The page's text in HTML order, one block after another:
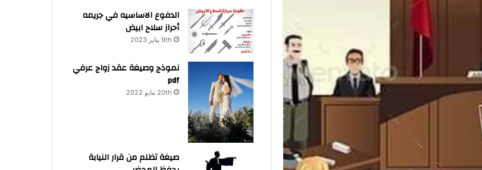
الدفوع الاساسيه في جريمه
أحراز سلاح ابيض
9th يناير 2023
نموذج وصيغة عقد زواج عرفي
pdf
20th مايو 2022
صيغة تظلم من قرار النيابة